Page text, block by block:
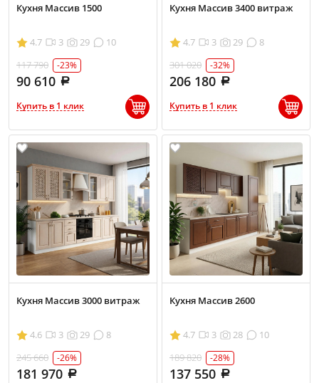
Кухня Массив 1500
4.7 3 29
10
117 790
-23%
90 610
Купить в 1 клик
Кухня Массив 3400 витраж
4.7 3 29
8
301 020
-32%
206 180
Купить в 1 клик
Кухня Массив 3000 витраж
4.6 3 29
8
245 660
-26%
181 970
Кухня Массив 2600
4.7 3 28
10
189 820
-28%
137 550